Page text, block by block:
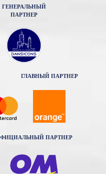
ГЕНЕРАЛЬНЫЙ
ПАРТНЕР
ГЛАВНЫЙ ПАРТНЕР
ПАРТНЕР